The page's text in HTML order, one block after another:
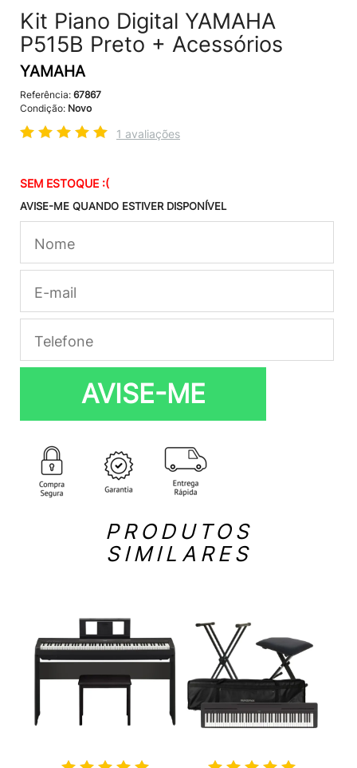
Kit Piano Digital YAMAHA
P515B Preto + Acessórios
YAMAHA
Referência: 67867
Condição: Novo
1 avaliações
SEM ESTOQUE :(
AVISE-ME QUANDO ESTIVER DISPONÍVEL
AVISE-ME
PRODUTOS
SIMILARES